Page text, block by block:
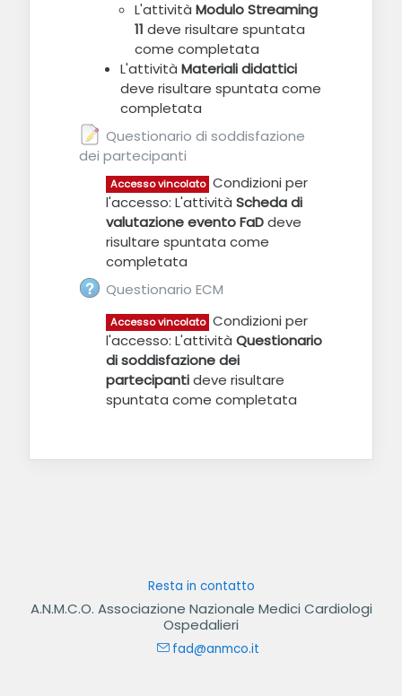
L'attività Modulo Streaming
11 deve risultare spuntata
come completata
L'attività Materiali didattici
deve risultare spuntata come
completata
Questionario di soddisfazione
dei partecipanti
Accesso vincolato Condizioni per
l'accesso: L'attività Scheda di
valutazione evento FaDdeve
risultare spuntata come
completata
Questionario ECM
Accesso vincolato Condizioni per
l'accesso: L'attività Questionario
di soddisfazione dei
partecipantideve risultare
spuntata come completata
Resta in contatto
A.N.M.C.O. Associazione Nazionale Medici Cardiologi
Ospedalieri
fad@anmco.it